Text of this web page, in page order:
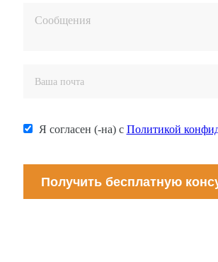
Я согласен (-на) с Политикой
Получить бесплатную